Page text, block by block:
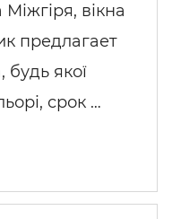
вікна
предлагает
будь якої
срок …